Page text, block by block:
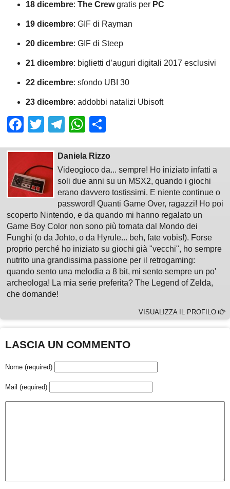
18 dicembre: The Crewgratis per PC
19 dicembre: GIF di Rayman
20 dicembre: GIF di Steep
21 dicembre: biglietti d’auguri digitali 2017 esclusivi
22 dicembre: sfondo UBI 30
23 dicembre: addobbi natalizi Ubisoft
Facebook
Twitter
Telegram
WhatsApp
Daniela Rizzo
Videogioco da... sempre! Ho iniziato infatti a
soli due anni su un MSX2, quando i giochi
erano davvero tostissimi. E niente continue o
password! Quanti Game Over, ragazzi! Ho poi
scoperto Nintendo, e da quando mi hanno regalato un
Game Boy Color non sono più tornata dal Mondo dei
Funghi (o da Johto, o da Hyrule... beh, fate vobis!). Forse
proprio perché ho iniziato su giochi già "vecchi", ho sempre
nutrito una grandissima passione per il retrogaming:
quando sento una melodia a 8 bit, mi sento sempre un po'
archeologa! La mia serie preferita? The Legend of Zelda,
che domande!
VISUALIZZA IL PROFILO
LASCIA UN COMMENTO
Nome (required)
Mail (required)